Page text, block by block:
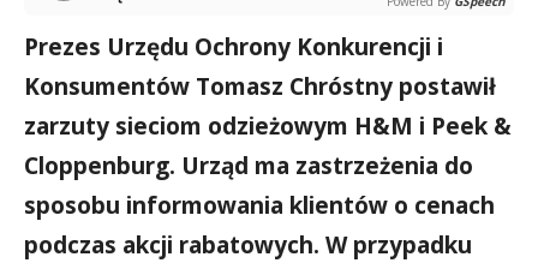
Prezes Urzędu Ochrony Konkurencji i
Konsumentów Tomasz Chróstny postawił
zarzuty sieciom odzieżowym H&M i Peek &
Cloppenburg. Urząd ma zastrzeżenia do
sposobu informowania klientów o cenach
podczas akcji rabatowych. W przypadku